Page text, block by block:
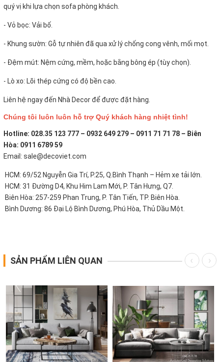
quý vị khi lựa chọn sofa phòng khách.
- Vỏ bọc: Vải bố.
- Khung sườn: Gỗ tự nhiên đã qua xử lý chống cong vênh, mối mọt.
- Đệm mút: Nệm cứng, mềm, hoặc bằng bông ép (tùy chọn).
- Lò xo: Lõi thép cứng có độ bền cao.
Liên hệ ngay đến Nhà Decor để được đặt hàng.
Chúng tôi luôn luôn hỗ trợ Quý khách hàng nhiệt tình!
Hotline: 028.35 123 777 – 0932 649 279 – 0911 71 71 78 – Biên
Hòa: 0911 6789 59
Email: sale@decoviet.com
HCM: 69/52 Nguyễn Gia Trí, P.25, Q.Bình Thạnh – Hẻm xe tải lớn.
HCM: 31 Đường D4, Khu Him Lam Mới, P. Tân Hưng, Q7.
Biên Hòa: 257-259 Phan Trung, P. Tân Tiến, TP. Biên Hòa.
Bình Dương: 86 Đại Lộ Bình Dương, Phú Hòa, Thủ Dầu Một.
SẢN PHẨM LIÊN QUAN